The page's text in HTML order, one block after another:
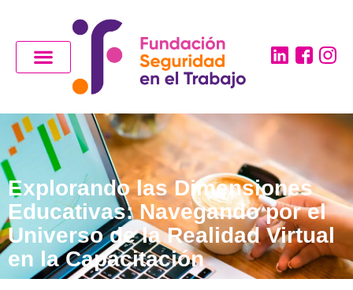
Explorando las Dimensiones
Educativas: Navegando por el
Universo de la Realidad Virtual
en la Capacitación